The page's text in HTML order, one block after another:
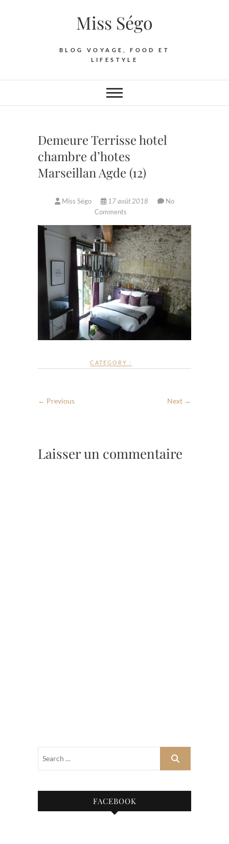
Miss Ségo
BLOG VOYAGE, FOOD ET
LIFESTYLE
Demeure Terrisse hotel
chambre d’hotes
Marseillan Agde (12)
Miss Ségo 17 août 2018
No
Comments
CATEGORY :
← Previous Next →
Laisser un commentaire
FACEBOOK